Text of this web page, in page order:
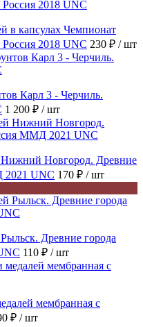
в капсулах Чемпионат
2018 UNC 230 ₽ / шт
Карл 3 - Черчиль.
1 200 ₽ / шт
Нижний Новгород. Древние
2021 UNC 170 ₽ / шт
Древние города
110 ₽ / шт
мембранная с
₽ / шт